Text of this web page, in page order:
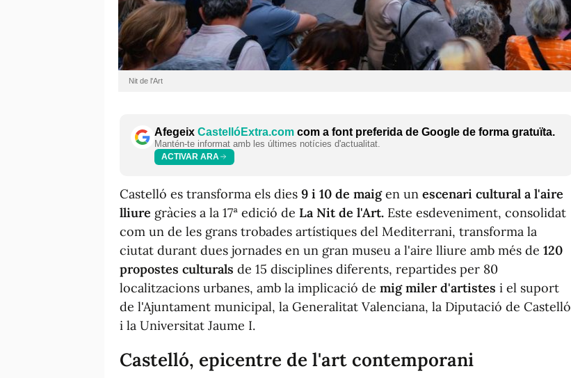
Nit de l'Art
Afegeix CastellóExtra.com com a font preferida de Google de forma gratuïta.
Mantén-te informat amb les últimes notícies d'actualitat.
ACTIVAR ARA
Castelló es transforma els dies 9 i 10 de maig en un escenari cultural a l'aire
lliure gràcies a la 17ª edició de La Nit de l'Art. Este esdeveniment, consolidat
com un de les grans trobades artístiques del Mediterrani, transforma la
ciutat durant dues jornades en un gran museu a l'aire lliure amb més de 120
propostes culturals de 15 disciplines diferents, repartides per 80
localitzacions urbanes, amb la implicació de mig miler d'artistes i el suport
de l'Ajuntament municipal, la Generalitat Valenciana, la Diputació de Castelló
i la Universitat Jaume I.
Castelló, epicentre de l'art contemporani